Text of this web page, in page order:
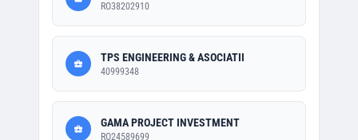
RO38202910
TPS ENGINEERING & ASOCIATII
40999348
GAMA PROJECT INVESTMENT
RO24589699